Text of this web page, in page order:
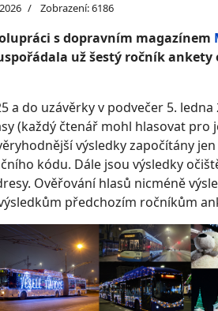
Zobrazení: 6186
s dopravním magazínem
už šestý ročník ankety
a do uzávěrky v podvečer 5.
(každý čtenář mohl hlasovat pro
výsledky započítány jen
kódu. Dále jsou výsledky
Ověřování hlasů nicméně
předchozím ročníkům